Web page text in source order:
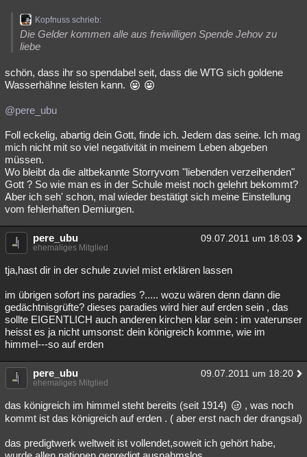
Kopfnuss schrieb:
Die Gelder kommen alle aus freiwilligen Spende Jehov zu
liebe
schön, dass ihr so spendabel seit, dass die WTG sich goldene
Wasserhähne leisten kann.
@pere_ubu
Foll eckelig, abartig dein Gott, finde ich. Jedem das seine. Ich mag
mich nicht mit so viel negativität in meinem Leben abgeben
müssen.
Wo bleibt da die altbekannte Storryvom "liebenden verzeihenden"
Gott ? So wie man es in der Schule meist noch gelehrt bekommt?
Aber ich seh' schon, mal wieder bestätigt sich meine Einstellung
vom fehlerhaften Demiurgen.
pere_ubu 09.07.2011 um 18:03
ehemaliges Mitglied
tja,hast dir in der schule zuviel mist erklären lassen
im übrigen sofort ins paradies ?..... wozu wären denn dann die
gedächtnisgrüfte? dieses paradies wird hier auf erden sein , das
sollte EIGENTLICH auch anderen kirchen klar sein : im vaterunser
heisst es ja nicht umsonst: dein königreich komme, wie im
himmel---so auf erden
pere_ubu 09.07.2011 um 18:20
ehemaliges Mitglied
das königreich im himmel steht bereits (seit 1914)
, was noch
kommt ist das königreich auf erden . ( aber erst nach der drangsal)
das predigtwerk weltweit ist vollendet,soweit ich gehört habe,